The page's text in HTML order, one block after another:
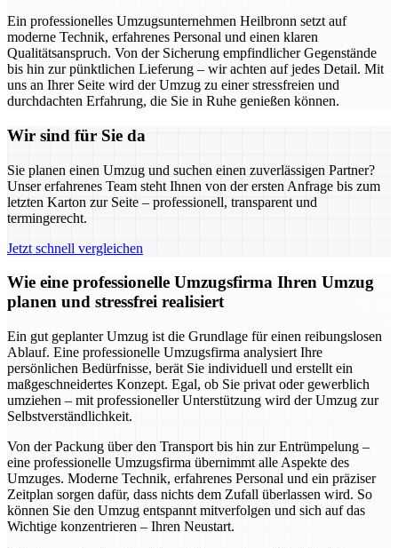
Ein professionelles Umzugsunternehmen Heilbronn setzt auf
moderne Technik, erfahrenes Personal und einen klaren
Qualitätsanspruch. Von der Sicherung empfindlicher Gegenstände
bis hin zur pünktlichen Lieferung – wir achten auf jedes Detail. Mit
uns an Ihrer Seite wird der Umzug zu einer stressfreien und
durchdachten Erfahrung, die Sie in Ruhe genießen können.
Wir sind für Sie da
Sie planen einen Umzug und suchen einen zuverlässigen Partner?
Unser erfahrenes Team steht Ihnen von der ersten Anfrage bis zum
letzten Karton zur Seite – professionell, transparent und
termingerecht.
Jetzt schnell vergleichen
Wie eine professionelle Umzugsfirma Ihren Umzug
planen und stressfrei realisiert
Ein gut geplanter Umzug ist die Grundlage für einen reibungslosen
Ablauf. Eine professionelle Umzugsfirma analysiert Ihre
persönlichen Bedürfnisse, berät Sie individuell und erstellt ein
maßgeschneidertes Konzept. Egal, ob Sie privat oder gewerblich
umziehen – mit professioneller Unterstützung wird der Umzug zur
Selbstverständlichkeit.
Von der Packung über den Transport bis hin zur Entrümpelung –
eine professionelle Umzugsfirma übernimmt alle Aspekte des
Umzuges. Moderne Technik, erfahrenes Personal und ein präziser
Zeitplan sorgen dafür, dass nichts dem Zufall überlassen wird. So
können Sie den Umzug entspannt mitverfolgen und sich auf das
Wichtige konzentrieren – Ihren Neustart.